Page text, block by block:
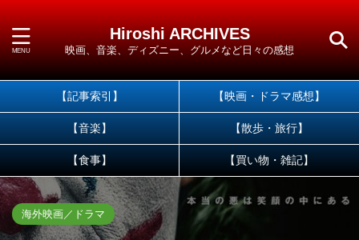
Hiroshi ARCHIVES
映画、音楽、ディズニー、グルメなど日々の感想
【記事索引】 【映画・ドラマ感想】
【音楽】 【散歩・旅行】
【食事】 【買い物・雑記】
海外映画／ドラマ